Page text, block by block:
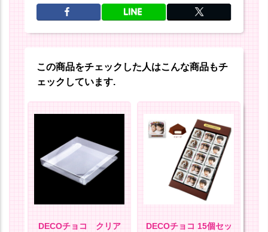
この商品をチェックした人はこんな商品もチ
ェックしています.
DECOチョコ クリア
DECOチョコ 15個セッ